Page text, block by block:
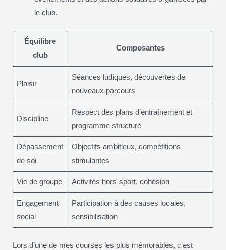
le club.
Équilibre
club
Composantes
Plaisir
Séances ludiques, découvertes de
nouveaux parcours
Discipline
Respect des plans d’entraînement et
programme structuré
Dépassement
de soi
Objectifs ambitieux, compétitions
stimulantes
Vie de groupe Activités hors-sport, cohésion
Engagement
social
Participation à des causes locales,
sensibilisation
Lors d’une de mes courses les plus mémorables, c’est